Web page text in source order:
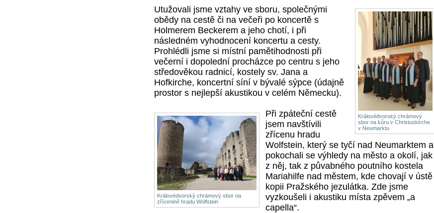
Utužovali jsme
Královédvorský chrámový
sbor na kůru v Christuskirche
v Neumarktu
vztahy ve sboru, společnými
obědy na cestě či na večeři po koncertě s
Holmerem Beckerem a jeho chotí, i při
následném vyhodnocení koncertu a cesty.
Prohlédli jsme si místní pamětihodnosti při
večerní i dopolední procházce po centru s jeho
středověkou radnicí, kostely sv. Jana a
Hofkirche, koncertní síní v bývalé sýpce (údajně
prostor s nejlepší akustikou v celém Německu).
Královédvorský chrámový sbor na
zřícenině hradu Wolfstein
Při zpáteční cestě
jsem navštívili
zřícenu hradu
Wolfstein, který se tyčí nad Neumarktem a
pokochali se výhledy na město a okolí, jak
z něj, tak z půvabného poutního kostela
Mariahilfe nad městem, kde chovají v ústě
kopii Pražského jezulátka. Zde jsme
vyzkoušeli i akustiku místa zpěvem „a
capella“.